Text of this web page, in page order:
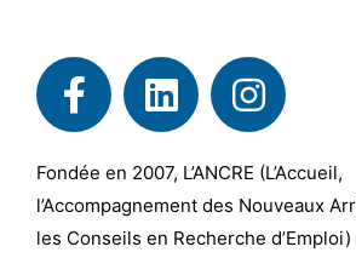
Fondée en 2007, L’ANCRE (L’Accueil,
l’Accompagnement des Nouveaux
les Conseils en Recherche d’Emploi)